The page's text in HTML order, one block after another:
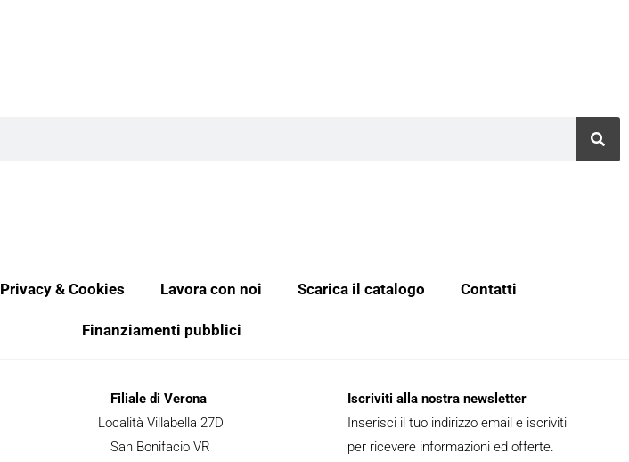
Privacy & Cookies Lavora con noi Scarica il catalogo Contatti
Finanziamenti pubblici
Filiale di Verona
Località Villabella 27D
San Bonifacio VR
Iscriviti alla nostra newsletter
Inserisci il tuo indirizzo email e iscriviti
per ricevere informazioni ed offerte.